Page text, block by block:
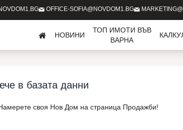
OFFICE-SOFIA@NOVDOM1.BG
НОВИНИ
ТОП ИМОТИ ВЪВ
ВАРНА
в базата данни
своя Нов Дом на страница Продажби!